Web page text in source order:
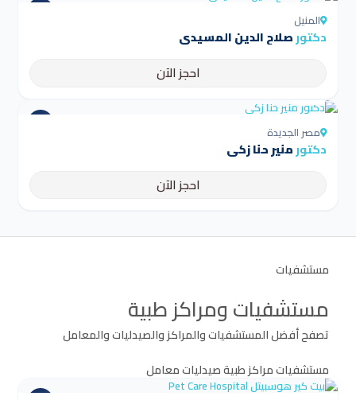
المنيل
دكتورصلاح الدين المسيدي
احجز الآن
مصر الجديدة
دكتورمنير حنا زكى
احجز الآن
مستشفيات
مستشفيات ومراكز طبية
تصفح أفضل المستشفيات والمراكز والصيدليات والمعامل
مستشفياتمراكز طبيةصيدلياتمعامل